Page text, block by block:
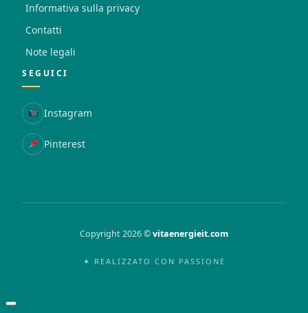
Informativa sulla privacy
Contatti
Note legali
SEGUICI
Instagram
Pinterest
Copyright 2026 ©vitaenergieit.com
✦ REALIZZATO CON PASSIONE